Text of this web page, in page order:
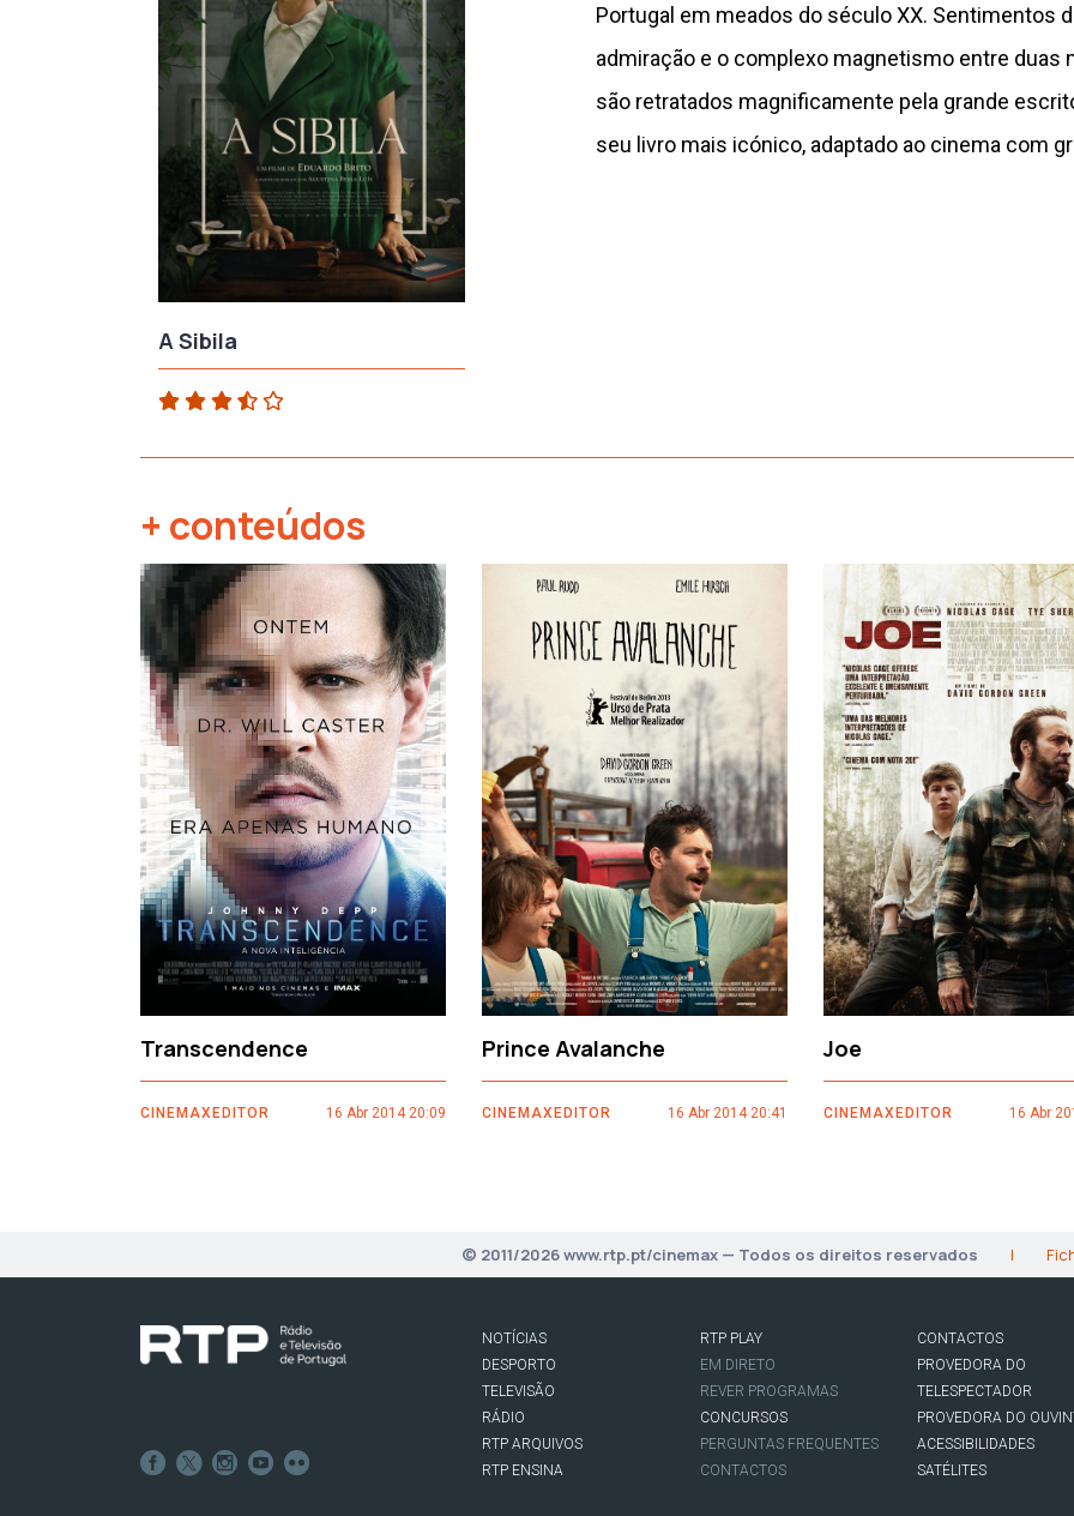
A Sibila
Portugal em meados do século XX. Sentimentos
admiração e o complexo magnetismo entre duas
são retratados magnificamente pela grande
seu livro mais icónico, adaptado ao cinema com
+ conteúdos
Transcendence
CINEMAXEDITOR 16 Abr 2014 20:09
Prince Avalanche
CINEMAXEDITOR 16 Abr 2014 20:41
Joe
CINEMAXEDITOR 16 Abr
‹
© 2011/2026 www.rtp.pt/cinemax — Todos os direitos reservados |
NOTÍCIAS
DESPORTO
TELEVISÃO
RÁDIO
RTP ARQUIVOS
RTP ENSINA
RTP PLAY
EM DIRETO
REVER PROGRAMAS
CONCURSOS
PERGUNTAS FREQUENTES
CONTACTOS
CONTACTOS
PROVEDORA DO
TELESPECTADOR
PROVEDORA DO
ACESSIBILIDADES
SATÉLITES